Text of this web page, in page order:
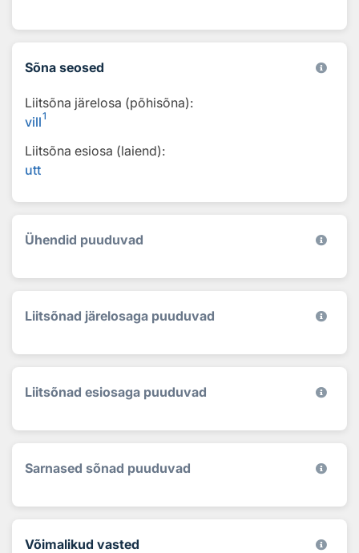
Sõna seosed
Liitsõna järelosa (põhisõna):
vill1
Liitsõna esiosa (laiend):
utt
Ühendid puuduvad
Liitsõnad järelosaga puuduvad
Liitsõnad esiosaga puuduvad
Sarnased sõnad puuduvad
Võimalikud vasted